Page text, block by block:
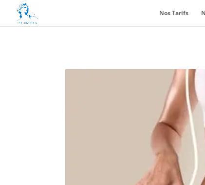
Nos Tarifs